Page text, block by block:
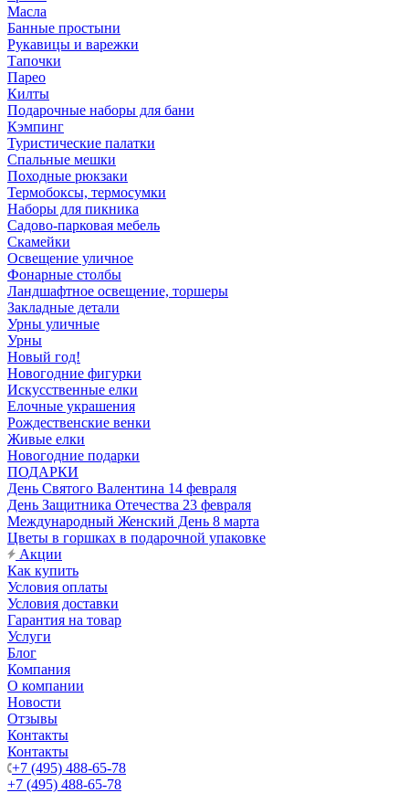
Масла
Банные простыни
Рукавицы и варежки
Тапочки
Парео
Килты
Подарочные наборы для бани
Кэмпинг
Туристические палатки
Спальные мешки
Походные рюкзаки
Термобоксы, термосумки
Наборы для пикника
Садово-парковая мебель
Скамейки
Освещение уличное
Фонарные столбы
Ландшафтное освещение, торшеры
Закладные детали
Урны уличные
Урны
Новый год!
Новогодние фигурки
Искусственные елки
Елочные украшения
Рождественские венки
Живые елки
Новогодние подарки
ПОДАРКИ
День Святого Валентина 14 февраля
День Защитника Отечества 23 февраля
Международный Женский День 8 марта
Цветы в горшках в подарочной упаковке
Акции
Как купить
Условия оплаты
Условия доставки
Гарантия на товар
Услуги
Блог
Компания
О компании
Новости
Отзывы
Контакты
Контакты
+7 (495) 488-65-78
+7 (495) 488-65-78